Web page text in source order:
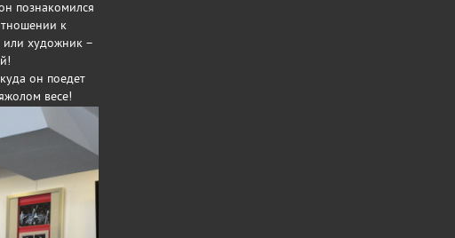
познакомился
к
или художник –
он поедет
весе!